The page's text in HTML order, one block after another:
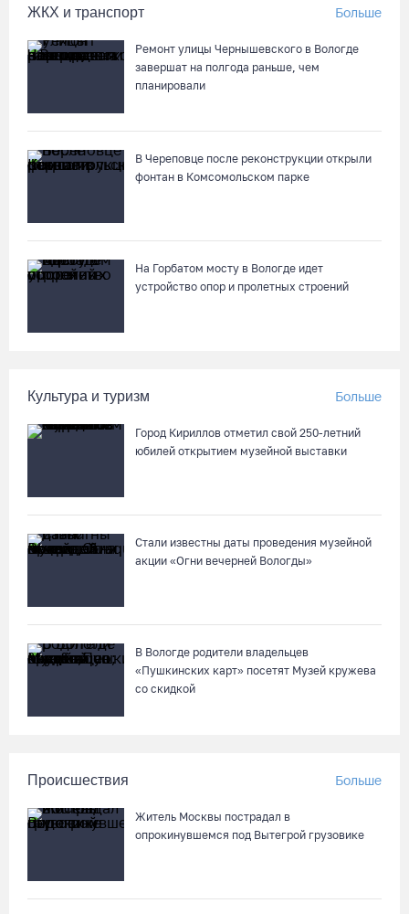
Усть-Алексеево – Мякинницыно
Архангелогородец устроил смертельное ДТП под
06.08.26 / 09:33
Четыре волейболистки из Череповца готовятся к
Самая маленькая и самая ценная баскетболистка Анастасия
06.08.26 / 08:57
«Алмаз» выиграл у «Красной машины», но остался без
золота космического турнира
06.08.26 / 08:50
05.08.26 / 20:20
ЖКХ и транспорт Больше
Ремонт улицы Чернышевского в Вологде
завершат на полгода раньше, чем
планировали
В Череповце после реконструкции открыли
фонтан в Комсомольском парке
На Горбатом мосту в Вологде идет
устройство опор и пролетных строений
Культура и туризм Больше
Город Кириллов отметил свой 250-летний
юбилей открытием музейной выставки
Стали известны даты проведения музейной
акции «Огни вечерней Вологды»
В Вологде родители владельцев
«Пушкинских карт» посетят Музей кружева
со скидкой
Происшествия Больше
Житель Москвы пострадал в
опрокинувшемся под Вытегрой грузовике